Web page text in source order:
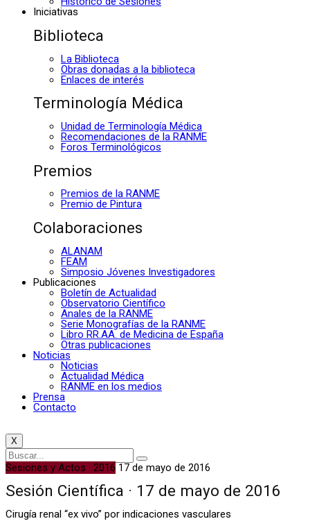
Iniciativas
Biblioteca
La Biblioteca
Obras donadas a la biblioteca
Enlaces de interés
Terminología Médica
Unidad de Terminología Médica
Recomendaciones de la RANME
Foros Terminológicos
Premios
Premios de la RANME
Premio de Pintura
Colaboraciones
ALANAM
FEAM
Simposio Jóvenes Investigadores
Publicaciones
Boletín de Actualidad
Observatorio Científico
Anales de la RANME
Serie Monografías de la RANME
Libro RR.AA. de Medicina de España
Otras publicaciones
Noticias
Noticias
Actualidad Médica
RANME en los medios
Prensa
Contacto
X
Sesiones y Actos · 2016 17 de mayo de 2016
Sesión Científica · 17 de mayo de 2016
Cirugía renal “ex vivo” por indicaciones vasculares